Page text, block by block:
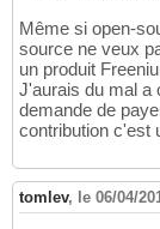
Même si open-
source ne veux
un produit
J'aurais du mal a
demande de
contribution c'est
tomlev, le 06/04/